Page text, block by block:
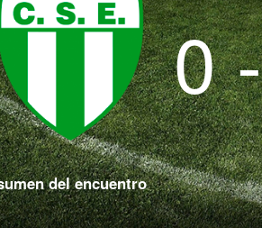
0
del encuentro